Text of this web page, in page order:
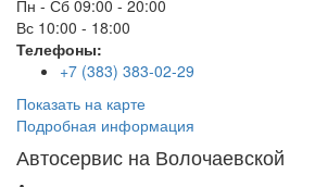
Пн - Сб 09:00 - 20:00
Вс 10:00 - 18:00
Телефоны:
+7 (383) 383-02-29
Показать на карте
Подробная информация
Автосервис на Волочаевской